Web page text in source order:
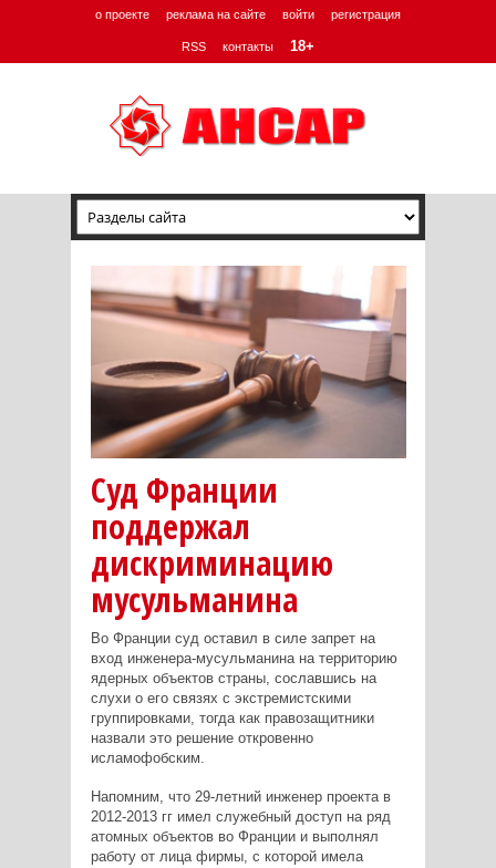
о проекте реклама на сайте войти регистрация
RSS контакты 18+
Суд Франции
поддержал
дискриминацию
мусульманина
Во Франции суд оставил в силе запрет на
вход инженера-мусульманина на территорию
ядерных объектов страны, сославшись на
слухи о его связях с экстремистскими
группировками, тогда как правозащитники
назвали это решение откровенно
исламофобским.
Напомним, что 29-летний инженер проекта в
2012-2013гг имел служебный доступ на ряд
атомных объектов во Франции и выполнял
работу от лица фирмы, с которой имела